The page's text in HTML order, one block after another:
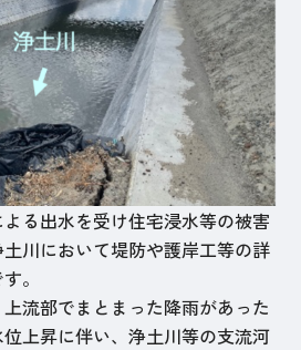
る出水を受け住宅浸水等の被害
川において堤防や護岸工等の詳
。
流部でまとまった降雨があった
上昇に伴い、浄土川等の支流河